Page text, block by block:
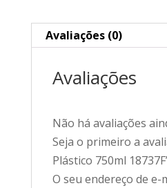
Avaliações (0)
Avaliações
Não há avaliações
Seja o primeiro a
Plástico 750ml
O seu endereço de e-